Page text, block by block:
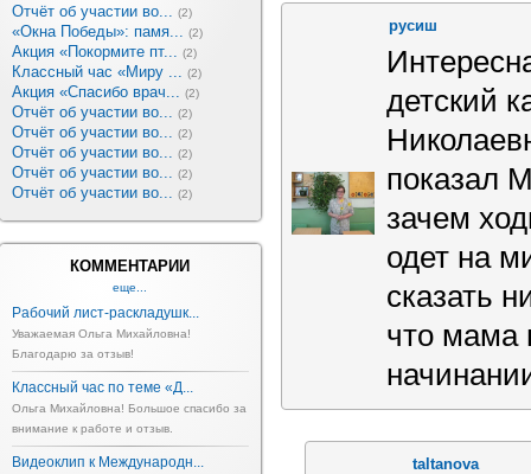
Отчёт об участии во... (2)
«Окна Победы»: памя... (2)
Акция «Покормите пт... (2)
Классный час «Миру ... (2)
Акция «Спасибо врач... (2)
Отчёт об участии во... (2)
Отчёт об участии во... (2)
Отчёт об участии во... (2)
Отчёт об участии во... (2)
Отчёт об участии во... (2)
КОММЕНТАРИИ
еще...
Рабочий лист-раскладушк...
Уважаемая Ольга Михайловна!
Благодарю за отзыв!
Классный час по теме «Д...
Ольга Михайловна! Большое спасибо за
внимание к работе и отзыв.
Видеоклип к Международн...
русиш
детский
показал
зачем
одет на
сказать
что мама
taltanova